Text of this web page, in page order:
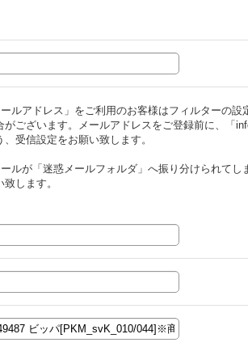
ルアドレス」をご利用のお客様はフィルターの設
がございます。メールアドレスをご登録前に、「
受信設定をお願い致します。
ルが「迷惑メールフォルダ」へ振り分けられて
します。